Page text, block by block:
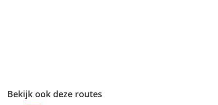
Bekijk ook deze routes